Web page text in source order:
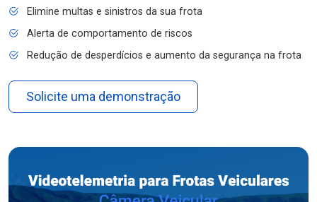
Elimine multas e sinistros da sua frota
Alerta de comportamento de riscos
Redução de desperdícios e aumento da segurança na frota
Solicite uma demonstração